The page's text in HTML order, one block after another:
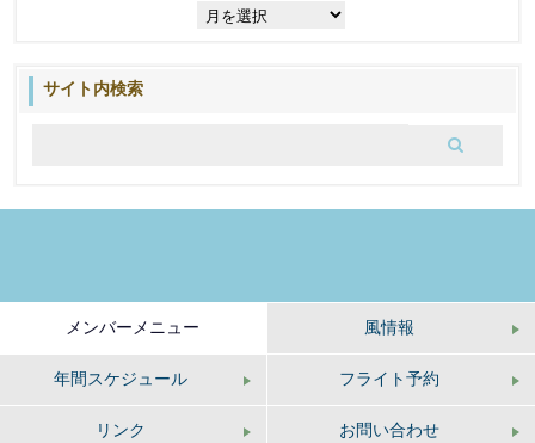
サイト内検索
メンバーメニュー 風情報
年間スケジュール フライト予約
リンク お問い合わせ